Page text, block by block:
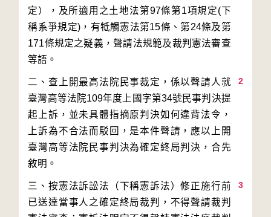
定），及所適用之土地法第97條第1項規定(下
稱系爭規定)，有牴觸憲法第15條、第24條及第
171條規定之疑義，聲請法規範及裁判憲法審查
2
二、查上開最高法院民事裁定，係以聲請人就
臺灣高等法院109年度上國字第34號民事判決提
起上訴，並未具體指摘原判決如何違背法令，
上訴為不合法而駁回，是本件聲請，應以上開
臺灣高等法院民事判決為確定終局判決，合先
3
三、按憲法訴訟法（下稱憲訴法）修正施行前
已送達當事人之確定終局裁判，不得聲請裁判